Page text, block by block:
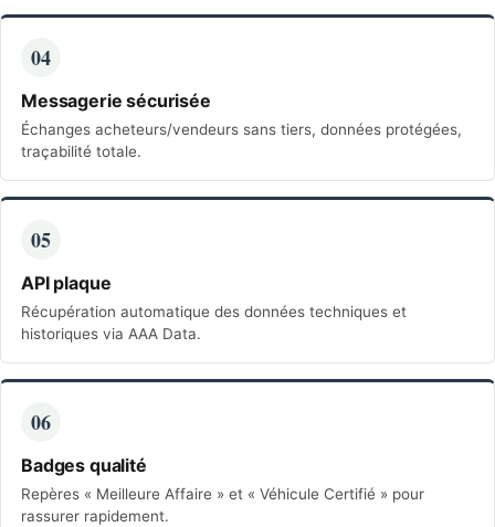
04
Messagerie sécurisée
Échanges acheteurs/vendeurs sans tiers, données protégées,
traçabilité totale.
05
API plaque
Récupération automatique des données techniques et
historiques via AAA Data.
06
Badges qualité
Repères « Meilleure Affaire » et « Véhicule Certifié » pour
rassurer rapidement.